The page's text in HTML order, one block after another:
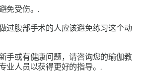
免受伤。.
过腹部手术的人应该避免练习这个动
手或有健康问题，请咨询您的瑜伽教
业人员以获得更好的指导。.